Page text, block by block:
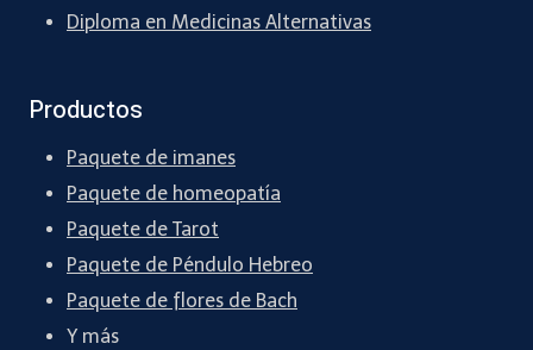
Diploma en Medicinas Alternativas
Productos
Paquete de imanes
Paquete de homeopatía
Paquete de Tarot
Paquete de Péndulo Hebreo
Paquete de flores de Bach
Y más